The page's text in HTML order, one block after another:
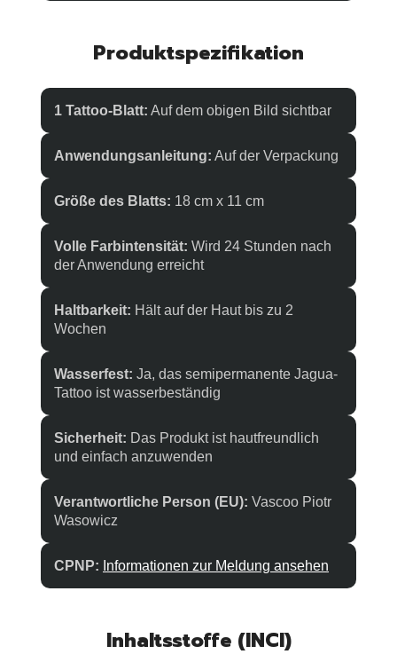
Produktspezifikation
1 Tattoo-Blatt: Auf dem obigen Bild sichtbar
Anwendungsanleitung: Auf der Verpackung
Größe des Blatts: 18 cm x 11 cm
Volle Farbintensität: Wird 24 Stunden nach
der Anwendung erreicht
Haltbarkeit: Hält auf der Haut bis zu 2
Wochen
Wasserfest: Ja, das semipermanente Jagua-
Tattoo ist wasserbeständig
Sicherheit: Das Produkt ist hautfreundlich
und einfach anzuwenden
Verantwortliche Person (EU): Vascoo Piotr
Wasowicz
CPNP: Informationen zur Meldung ansehen
Inhaltsstoffe (INCI)